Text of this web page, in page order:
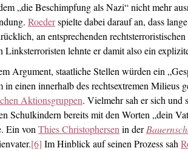
„die Beschimpfung als Nazi“ nicht mehr
Roederspielte dabei darauf an, dass
an entsprechenden
Linksterroristen lehnte er damit also ein
Argument, staatliche Stellen würden ein
in einen innerhalb des rechtsextremen Milieus
Aktionsgruppen. Vielmehr sah er sich und
Schulkindern bereits mit den Worten „dein
Ein von Thies Christophersen in der
[6] Im Hinblick auf seinen Prozess sah